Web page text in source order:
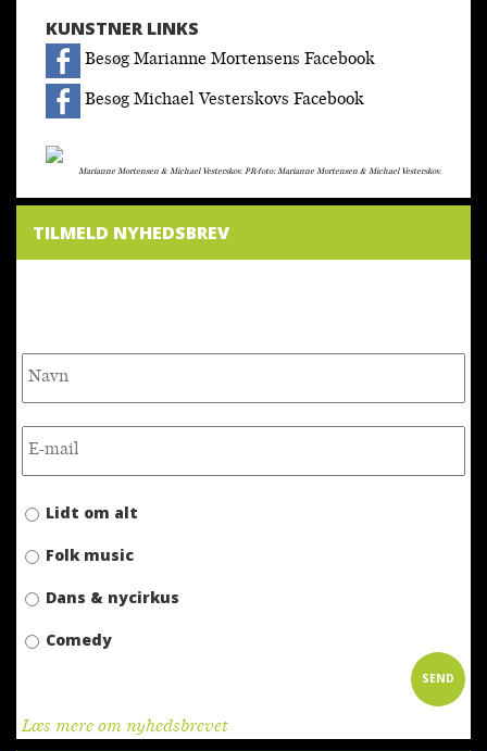
KUNSTNER LINKS
Besøg Marianne Mortensens Facebook
Besøg Michael Vesterskovs Facebook
Marianne Mortensen & Michael Vesterskov. PR-foto: Marianne Mortensen & Michael Vesterskov.
TILMELD NYHEDSBREV
Lidt om alt
Folk music
Dans & nycirkus
Comedy
Læs mere om nyhedsbrevet